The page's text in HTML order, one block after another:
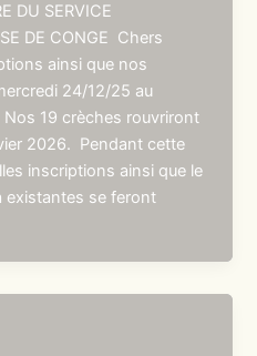
DU SERVICE
DE CONGE Chers
ainsi que nos
24/12/25 au
19 crèches rouvriront
2026. Pendant cette
inscriptions ainsi que le
existantes se feront